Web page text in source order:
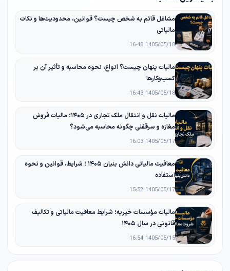
مشاغل قائم به شخص چیست؟ قوانین، محدودیت‌ها و نکات
مالیاتی
1405/05/18 16:48
مالیات پنهان چیست؟ انواع، نحوه محاسبه و تأثیر آن بر
کسب‌وکارها
1405/05/18 16:43
مالیات نقل و انتقال ملک تجاری در ۱۴۰۵؛ مالیات فروش
مغازه و سرقفلی چگونه محاسبه می‌شود؟
1405/05/17 16:03
معافیت مالیاتی دانش‌ بنیان ۱۴۰۵ ؛ شرایط، قوانین و نحوه
استفاده
1405/05/17 15:52
مالیات مؤسسات خیریه؛ شرایط معافیت مالیاتی و تکالیف
قانونی در سال ۱۴۰۵
1405/05/15 16:54